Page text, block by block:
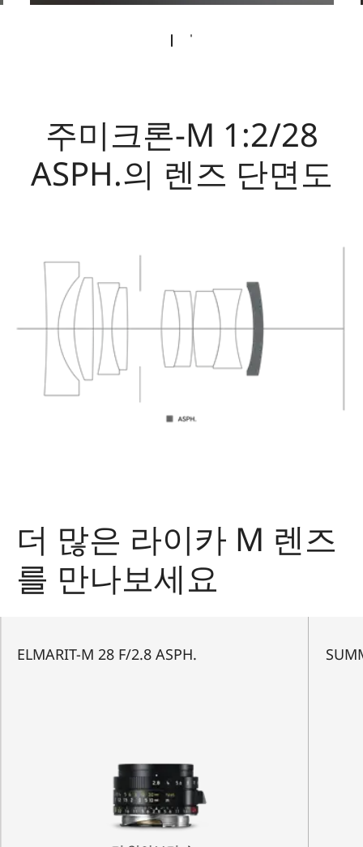
주미크론-M 1:2/28
ASPH.의 렌즈 단면도
더 많은 라이카 M 렌즈
를 만나보세요
ELMARIT-M 28 F/2.8 ASPH.